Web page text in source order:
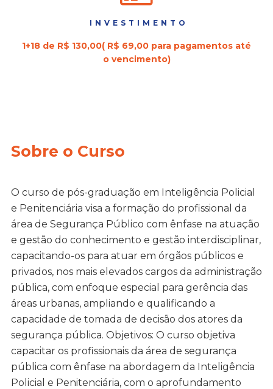
INVESTIMENTO
1+18 de R$ 130,00( R$ 69,00 para pagamentos até
o vencimento)
Sobre o Curso
O curso de pós-graduação em Inteligência Policial
e Penitenciária visa a formação do profissional da
área de Segurança Público com ênfase na atuação
e gestão do conhecimento e gestão interdisciplinar,
capacitando-os para atuar em órgãos públicos e
privados, nos mais elevados cargos da administração
pública, com enfoque especial para gerência das
áreas urbanas, ampliando e qualificando a
capacidade de tomada de decisão dos atores da
segurança pública. Objetivos: O curso objetiva
capacitar os profissionais da área de segurança
pública com ênfase na abordagem da Inteligência
Policial e Penitenciária, com o aprofundamento